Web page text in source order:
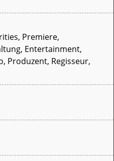
Premiere,
Entertainment,
Produzent, Regisseur,